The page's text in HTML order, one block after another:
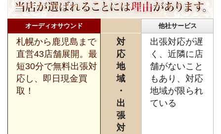
オーディオサウンド 他社サービス
札幌から鹿児島まで
直営43店舗展開。最
短30分で無料出張対
応し、即日現金買
取！
対
応
地
域
・
出
張
対
出張対応が遅
く、近隣に店
舗がないこと
もあり、対応
地域が限られ
ている